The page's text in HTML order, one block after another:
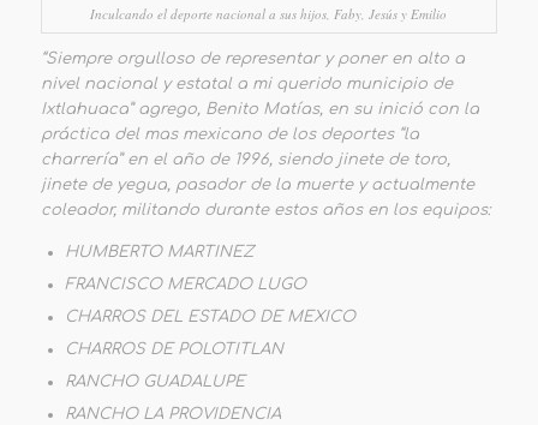
Inculcando el deporte nacional a sus hijos, Faby, Jesús y Emilio
“Siempre orgulloso de representar y poner en alto a
nivel nacional y estatal a mi querido municipio de
Ixtlahuaca” agrego, Benito Matías, en su inició con la
práctica del mas mexicano de los deportes “la
charrería” en el año de 1996, siendo jinete de toro,
jinete de yegua, pasador de la muerte y actualmente
coleador, militando durante estos años en los equipos:
HUMBERTO MARTINEZ
FRANCISCO MERCADO LUGO
CHARROS DEL ESTADO DE MEXICO
CHARROS DE POLOTITLAN
RANCHO GUADALUPE
RANCHO LA PROVIDENCIA